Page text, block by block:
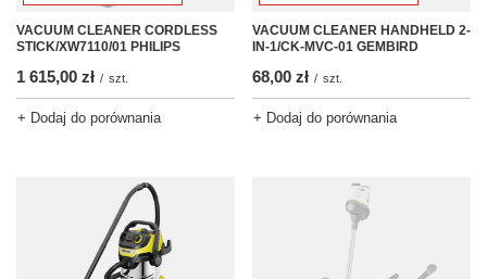
VACUUM CLEANER CORDLESS
STICK/XW7110/01 PHILIPS
1 615,00 zł / szt.
+ Dodaj do porównania
VACUUM CLEANER HANDHELD 2-
IN-1/CK-MVC-01 GEMBIRD
68,00 zł / szt.
+ Dodaj do porównania